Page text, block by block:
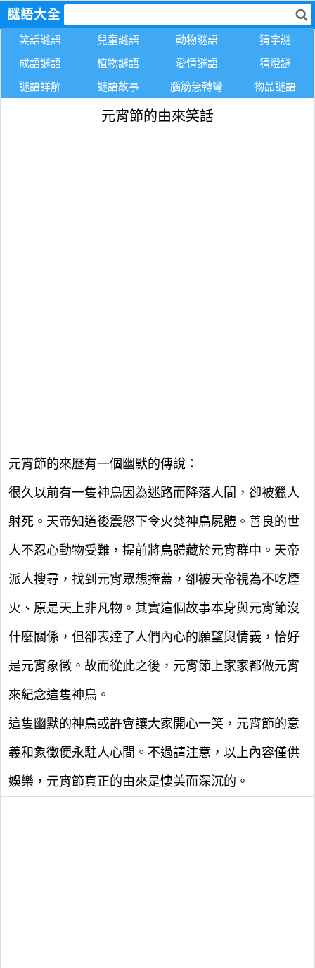
謎語大全
笑話謎語 兒童謎語 動物謎語
猜字謎
成語謎語
植物謎語 愛情謎語
猜燈謎
謎語詳解
謎語故事 腦筋急轉彎 物品謎語
元宵節的由來笑話
元宵節的來歷有一個幽默的傳說：
很久以前有一隻神鳥因為迷路而降落人間，卻被獵人
射死。天帝知道後震怒下令火焚神鳥屍體。善良的世
人不忍心動物受難，提前將鳥體藏於元宵群中。天帝
派人搜尋，找到元宵眾想掩蓋，卻被天帝視為不吃煙
火、原是天上非凡物。其實這個故事本身與元宵節沒
什麼關係，但卻表達了人們內心的願望與情義，恰好
是元宵象徵。故而從此之後，元宵節上家家都做元宵
來紀念這隻神鳥。
這隻幽默的神鳥或許會讓大家開心一笑，元宵節的意
義和象徵便永駐人心間。不過請注意，以上內容僅供
娛樂，元宵節真正的由來是悽美而深沉的。